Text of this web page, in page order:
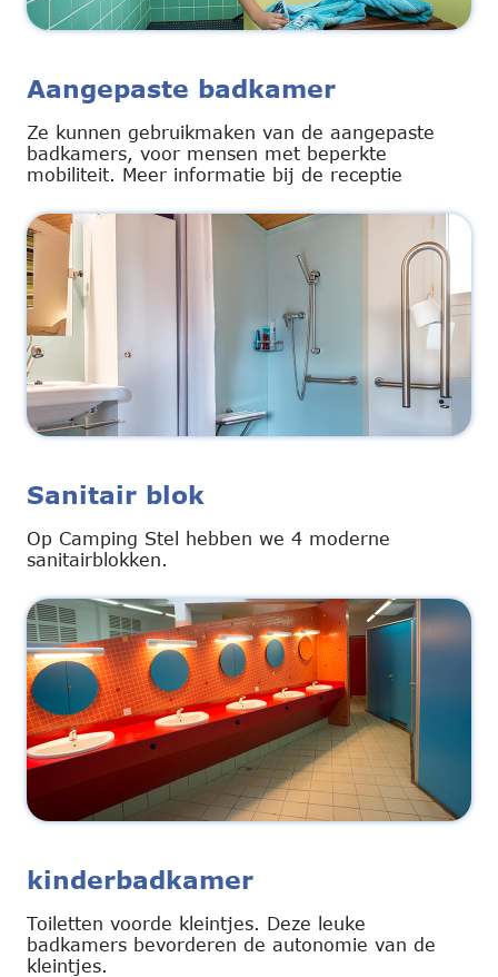
Aangepaste badkamer
Ze kunnen gebruikmaken van de aangepaste
badkamers, voor mensen met beperkte
mobiliteit. Meer informatie bij de receptie
Sanitair blok
Op Camping Stel hebben we 4 moderne
sanitairblokken.
kinderbadkamer
Toiletten voorde kleintjes. Deze leuke
badkamers bevorderen de autonomie van de
kleintjes.